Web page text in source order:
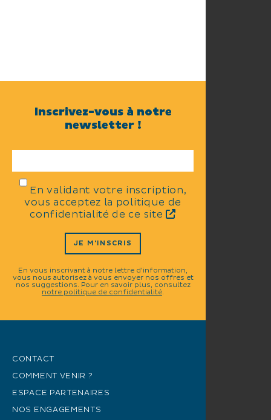
Inscrivez-vous à notre
newsletter !
En validant votre inscription,
vous acceptez la politique de
confidentialité de ce site
JE M'INSCRIS
En vous inscrivant à notre lettre d'information,
vous nous autorisez à vous envoyer nos offres et
nos suggestions. Pour en savoir plus, consultez
notre politique de confidentialité.
CONTACT
COMMENT VENIR ?
ESPACE PARTENAIRES
NOS ENGAGEMENTS